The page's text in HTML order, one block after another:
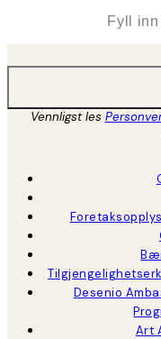
Vennligst les
Desenio
Art